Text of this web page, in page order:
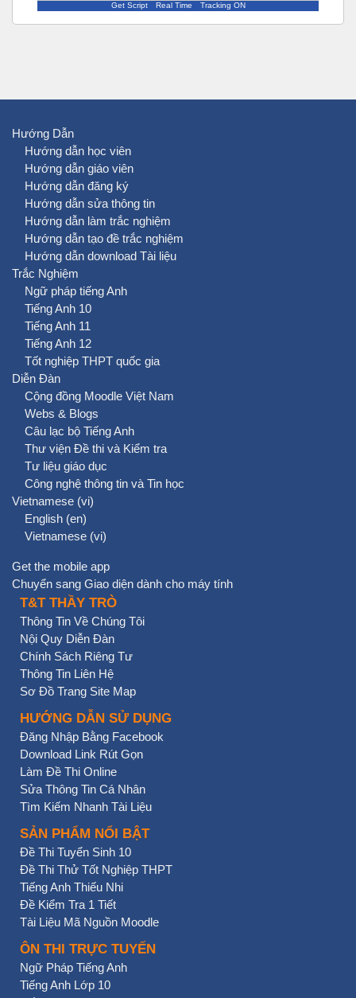
Get Script Real Time Tracking ON
Hướng Dẫn
Hướng dẫn học viên
Hướng dẫn giáo viên
Hướng dẫn đăng ký
Hướng dẫn sửa thông tin
Hướng dẫn làm trắc nghiệm
Hướng dẫn tạo đề trắc nghiệm
Hướng dẫn download Tài liệu
Trắc Nghiệm
Ngữ pháp tiếng Anh
Tiếng Anh 10
Tiếng Anh 11
Tiếng Anh 12
Tốt nghiệp THPT quốc gia
Diễn Đàn
Cộng đồng Moodle Việt Nam
Webs & Blogs
Câu lạc bộ Tiếng Anh
Thư viện Đề thi và Kiểm tra
Tư liệu giáo dục
Công nghệ thông tin và Tin học
Vietnamese ‎(vi)‎
English ‎(en)‎
Vietnamese ‎(vi)‎
Get the mobile app
Chuyển sang Giao diện dành cho máy tính
T&T THẦY TRÒ
Thông Tin Về Chúng Tôi
Nội Quy Diễn Đàn
Chính Sách Riêng Tư
Thông Tin Liên Hệ
Sơ Đồ Trang Site Map
HƯỚNG DẪN SỬ DỤNG
Đăng Nhập Bằng Facebook
Download Link Rút Gọn
Làm Đề Thi Online
Sửa Thông Tin Cá Nhân
Tìm Kiếm Nhanh Tài Liệu
SẢN PHẨM NỔI BẬT
Đề Thi Tuyển Sinh 10
Đề Thi Thử Tốt Nghiệp THPT
Tiếng Anh Thiếu Nhi
Đề Kiểm Tra 1 Tiết
Tài Liệu Mã Nguồn Moodle
ÔN THI TRỰC TUYẾN
Ngữ Pháp Tiếng Anh
Tiếng Anh Lớp 10